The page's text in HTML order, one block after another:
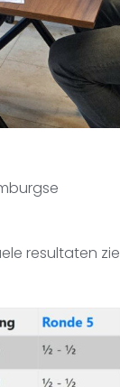
resultaten zie